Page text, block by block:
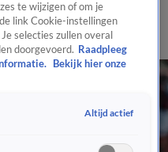
ShopUitzending
te wijzigen of om je
link Cookie-instellingen
selecties zullen overal
doorgevoerd. Raadpleeg
Bekijk hier onze
Altijd actief